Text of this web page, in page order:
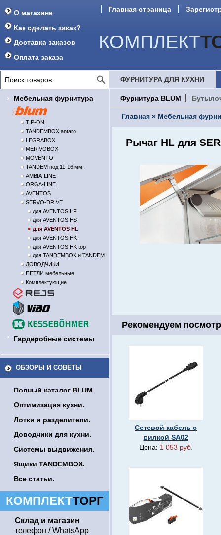
О магазине
Как сделать заказ?
Доставка заказов
Оплата заказа
Главная страница
КОМПЛЕКТ
Мебельная фурнитура
TIP-ON
TANDEMBOX antaro
LEGRABOX
MERIVOBOX
MOVENTO
TANDEM под 11-16 мм.
AMBIA-LINE
ORGA-LINE
AVENTOS
SERVO-DRIVE
для AVENTOS HF
для AVENTOS HS
для AVENTOS HL
для AVENTOS HK
для AVENTOS HK top
для TANDEMBOX и TANDEM
ДОВОДЧИКИ
ПЕТЛИ мебельные
Комплектующие
Гардеробные системы
ОБЗОРЫ И СОВЕТЫ
Полный каталог BLUM.
Оптимизация кухни.
Лотки и разделители.
Доводчики для кухни.
Системы выдвижения.
Ящики TANDEMBOX.
Все статьи.
КОМПЛЕКТТОРГ
Склад и магазин
телефон / WhatsApp
ФУРНИТУРА ДЛЯ КУХНИ
Фурнитура BLUM
Главная » Мебельная
Рычаг HL для
Рекомендуем
Сетевой кабель с
вилкой SA02
Цена: 1 053 руб.